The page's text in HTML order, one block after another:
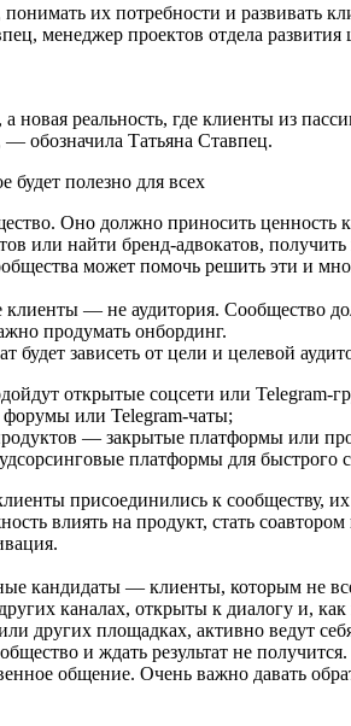
их потребности и развивать
менеджер проектов отдела
новая реальность, где клиенты из
— обозначила Татьяна Ставпец.
будет полезно для всех
Оно должно приносить ценность
или найти бренд-адвокатов,
может помочь решить эти и
— не аудитория. Сообщество
продумать онбординг.
зависеть от цели и целевой
открытые соцсети или Telegram-
или Telegram-чаты;
— закрытые платформы или
платформы для быстрого
присоединились к сообществу,
влиять на продукт, стать
кандидаты — клиенты, которым не
каналах, открыты к диалогу и,
других площадках, активно ведут
и ждать результат не
общение. Очень важно давать